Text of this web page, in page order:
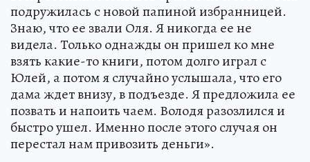
подружилась с новой папиной избранницей.
Знаю, что ее звали Оля. Я никогда ее не
видела. Только однажды он пришел ко мне
взять какие-то книги, потом долго играл с
Юлей, а потом я случайно услышала, что его
дама ждет внизу, в подъезде. Я предложила ее
позвать и напоить чаем. Володя разозлился и
быстро ушел. Именно после этого случая он
перестал нам привозить деньги».